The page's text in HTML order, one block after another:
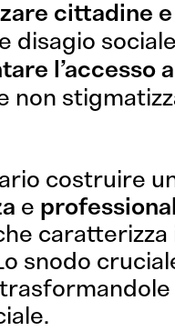
cittadine
disagio
l’accesso
non
costruire
e
snodo